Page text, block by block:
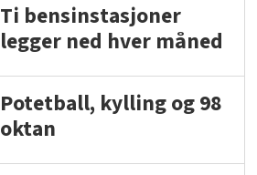
Ti bensinstasjoner
legger ned hver måned
Potetball, kylling og 98
oktan